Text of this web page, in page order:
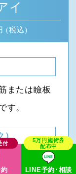
イ
(税込)
または瞼板
す。
）
程度
LINE予約･相談